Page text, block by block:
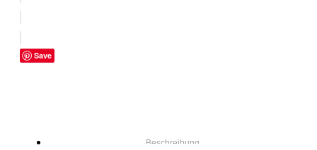
Save
Beschreibung